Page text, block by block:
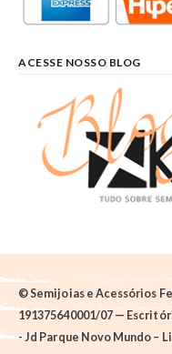
ACESSE NOSSO BLOG
© Semijoias e Acessórios
191375640001/07 —
- Jd Parque Novo Mundo –